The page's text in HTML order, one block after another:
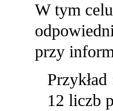
W tym
przy
12 liczb